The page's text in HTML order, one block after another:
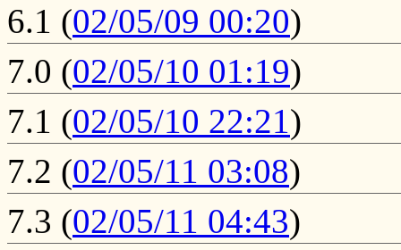
6.1 (02/05/09 00:20)
7.0 (02/05/10 01:19)
7.1 (02/05/10 22:21)
7.2 (02/05/11 03:08)
7.3 (02/05/11 04:43)